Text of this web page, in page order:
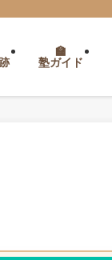
塾ガイド